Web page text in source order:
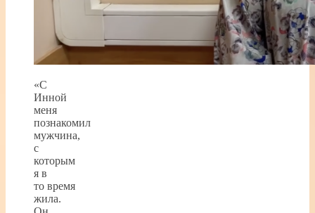
«С
Инной
меня
познакомил
мужчина,
с
которым
я в
то время
жила.